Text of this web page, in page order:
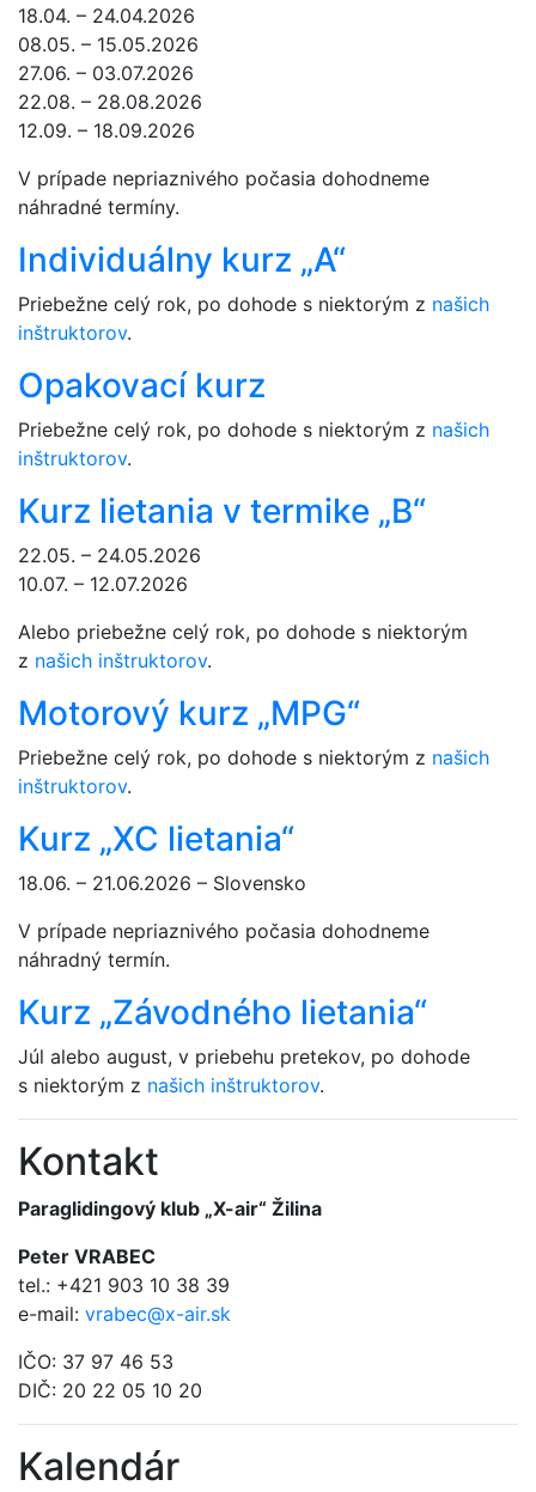
18.04. – 24.04.2026
08.05. – 15.05.2026
27.06. – 03.07.2026
22.08. – 28.08.2026
12.09. – 18.09.2026
V prípade nepriaznivého počasia dohodneme
náhradné termíny.
Individuálny kurz „A“
Priebežne celý rok, po dohode s niektorým z našich
inštruktorov.
Opakovací kurz
Priebežne celý rok, po dohode s niektorým z našich
inštruktorov.
Kurz lietania v termike „B“
22.05. – 24.05.2026
10.07. – 12.07.2026
Alebo priebežne celý rok, po dohode s niektorým
z našich inštruktorov.
Motorový kurz „MPG“
Priebežne celý rok, po dohode s niektorým z našich
inštruktorov.
Kurz „XC lietania“
18.06. – 21.06.2026 – Slovensko
V prípade nepriaznivého počasia dohodneme
náhradný termín.
Kurz „Závodného lietania“
Júl alebo august, v priebehu pretekov, po dohode
s niektorým z našich inštruktorov.
Kontakt
Paraglidingový klub „X-air“ Žilina
Peter VRABEC
tel.: +421 903 10 38 39
e-mail: vrabec@x-air.sk
IČO: 37 97 46 53
DIČ: 20 22 05 10 20
Kalendár